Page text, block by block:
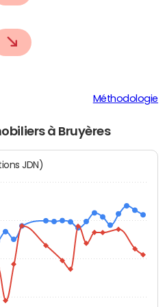
Méthodologie
à Bruyères
JDN)